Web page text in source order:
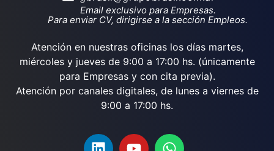
Email exclusivo para Empresas.
Para enviar CV, dirigirse a la sección Empleos.
Atención en nuestras oficinas los días martes,
miércoles y jueves de 9:00 a 17:00 hs. (únicamente
para Empresas y con cita previa).
Atención por canales digitales, de lunes a viernes de
9:00 a 17:00 hs.